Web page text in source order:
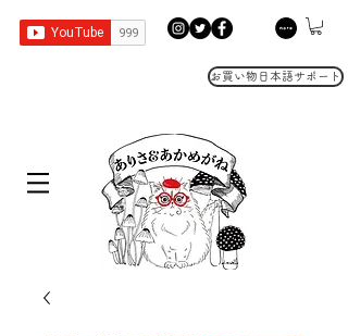
お買い物日本語サポート